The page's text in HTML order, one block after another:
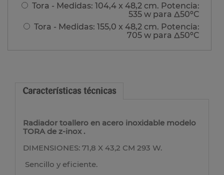
Tora - Medidas: 104,4 x 48,2 cm. Potencia:
535 w para Δ50ºC
Tora - Medidas: 155,0 x 48,2 cm. Potencia:
705 w para Δ50ºC
Características técnicas
Radiador toallero en acero inoxidable modelo
TORA de z-inox .
DIMENSIONES: 71,8 X 43,2 CM 293 W.
Sencillo y eficiente.